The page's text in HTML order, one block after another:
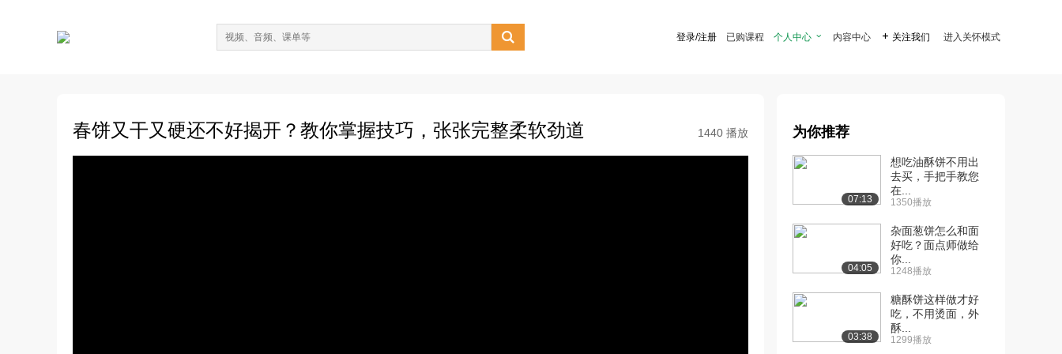
 登录/注册 已购课程 个人中心  内容中心  关注我们 进入关怀模式
春饼又干又硬还不好揭开？教你掌握技巧，张张完整柔软劲道 1440 播放 为你推荐
07:13
想吃油酥饼不用出
去买，手把手教您
在...
1350播放
04:05
杂面葱饼怎么和面
好吃？面点师做给
你...
1248播放
03:38
糖酥饼这样做才好
吃，不用烫面，外
酥...
1299播放